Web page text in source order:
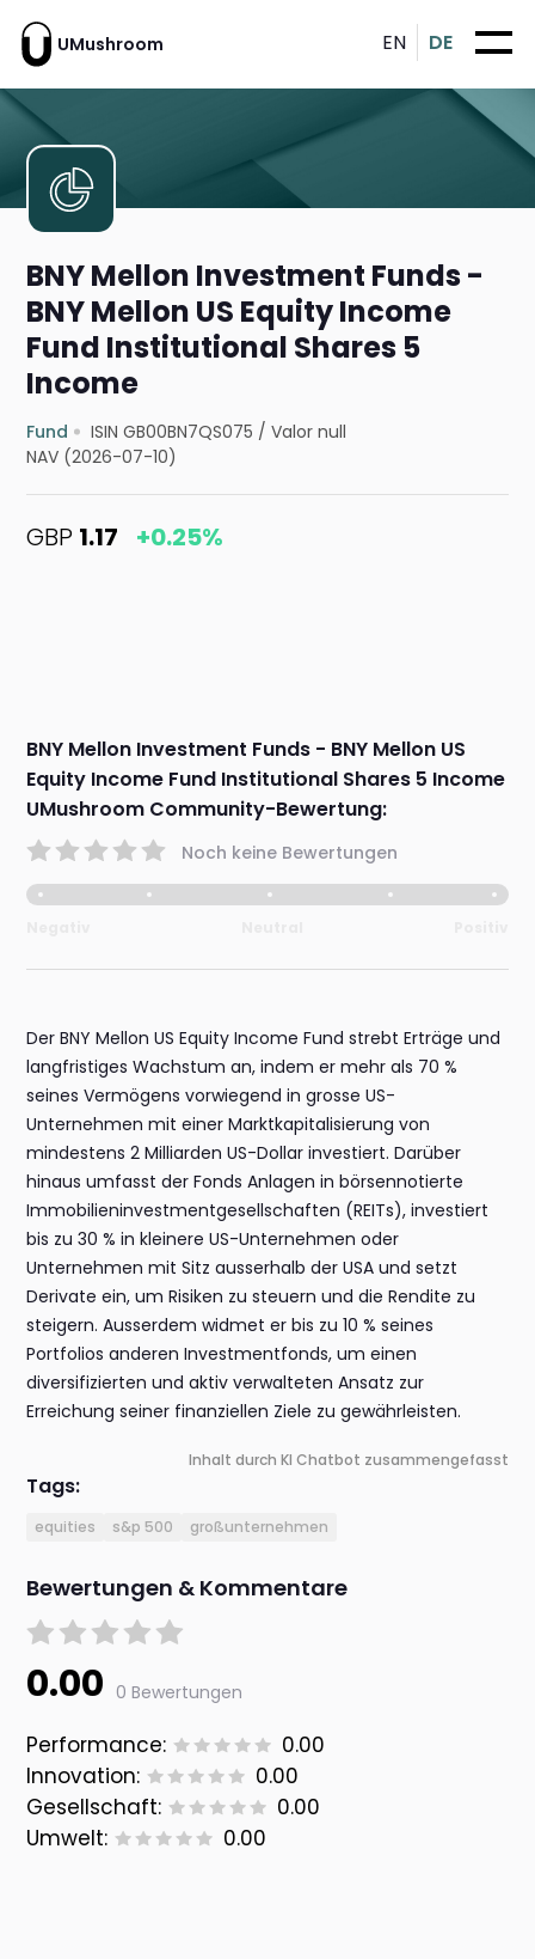
UMushroom EN DE
BNY Mellon Investment Funds -
BNY Mellon US Equity Income
Fund Institutional Shares 5
Income
Fund ISIN GB00BN7QS075 /Valor null
NAV (2026-07-10)
GBP 1.17 +0.25%
BNY Mellon Investment Funds - BNY Mellon US
Equity Income Fund Institutional Shares 5 Income
UMushroom Community-Bewertung:
Noch keine Bewertungen
Der BNY Mellon US Equity Income Fund strebt Erträge und
langfristiges Wachstum an, indem er mehr als 70 %
seines Vermögens vorwiegend in grosse US-
Unternehmen mit einer Marktkapitalisierung von
mindestens 2 Milliarden US-Dollar investiert. Darüber
hinaus umfasst der Fonds Anlagen in börsennotierte
Immobilieninvestmentgesellschaften (REITs), investiert
bis zu 30 % in kleinere US-Unternehmen oder
Unternehmen mit Sitz ausserhalb der USA und setzt
Derivate ein, um Risiken zu steuern und die Rendite zu
steigern. Ausserdem widmet er bis zu 10 % seines
Portfolios anderen Investmentfonds, um einen
diversifizierten und aktiv verwalteten Ansatz zur
Erreichung seiner finanziellen Ziele zu gewährleisten.
Inhalt durch KI Chatbot zusammengefasst
Tags:
equities s&p 500 großunternehmen
Bewertungen & Kommentare
0.00 0 Bewertungen
Performance:
0.00
Innovation:
0.00
Gesellschaft:
0.00
Umwelt:
0.00